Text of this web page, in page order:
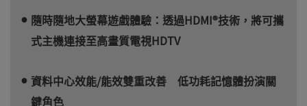
隨時隨地大螢幕遊戲體驗：透過HDMI®技術，將可攜
式主機連接至高畫質電視HDTV
資料中心效能/能效雙重改善 低功耗記憶體扮演關
鍵角色